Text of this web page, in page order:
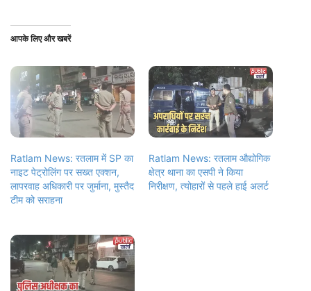
आपके लिए और खबरें
Ratlam News: रतलाम में SP का
नाइट पेट्रोलिंग पर सख्त एक्शन,
लापरवाह अधिकारी पर जुर्माना, मुस्तैद
टीम को सराहना
Ratlam News: रतलाम औद्योगिक
क्षेत्र थाना का एसपी ने किया
निरीक्षण, त्योहारों से पहले हाई अलर्ट